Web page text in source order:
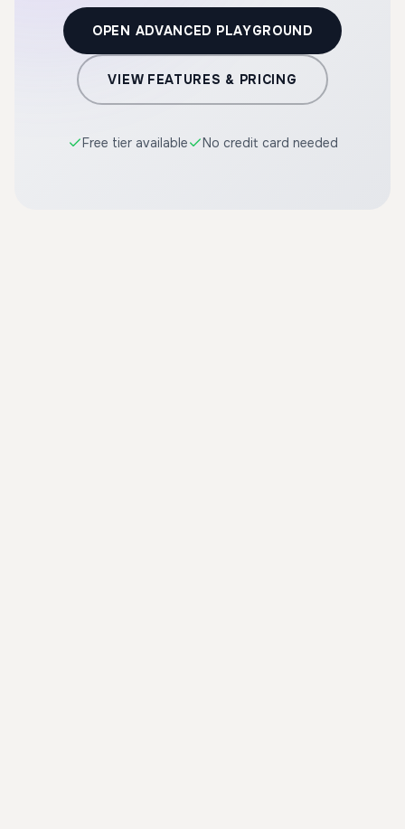
OPEN ADVANCED PLAYGROUND
VIEW FEATURES & PRICING
Free tier available No credit card needed